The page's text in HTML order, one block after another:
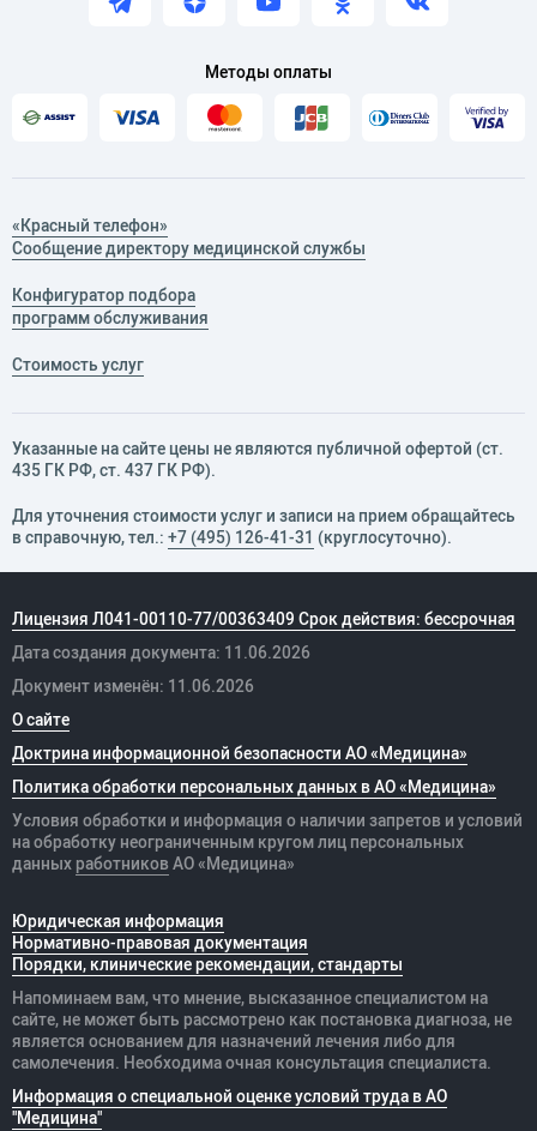
Методы оплаты
«Красный телефон»
Сообщение директору медицинской службы
Конфигуратор подбора
программ обслуживания
Стоимость услуг
Указанные на сайте цены не являются публичной офертой (ст.
435 ГК РФ, cт. 437 ГК РФ).
Для уточнения стоимости услуг и записи на прием обращайтесь
в справочную, тел.: +7 (495) 126-41-31 (круглосуточно).
Лицензия Л041-00110-77/00363409 Срок действия: бессрочная
Дата создания документа: 11.06.2026
Документ изменён: 11.06.2026
О сайте
Доктрина информационной безопасности АО «Медицина»
Политика обработки персональных данных в АО «Медицина»
Условия обработки и информация о наличии запретов и условий
на обработку неограниченным кругом лиц персональных
данных работников АО «Медицина»
Юридическая информация
Нормативно-правовая документация
Порядки, клинические рекомендации, стандарты
Напоминаем вам, что мнение, высказанное специалистом на
сайте, не может быть рассмотрено как постановка диагноза, не
является основанием для назначений лечения либо для
самолечения. Необходима очная консультация специалиста.
Информация о специальной оценке условий труда в АО
"Медицина"